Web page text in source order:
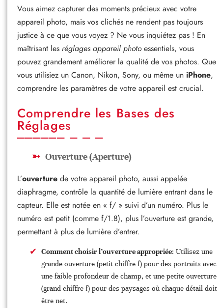
Vous aimez capturer des moments précieux avec votre
appareil photo, mais vos clichés ne rendent pas toujours
justice à ce que vous voyez ? Ne vous inquiétez pas ! En
maîtrisant les réglages appareil photoessentiels, vous
pouvez grandement améliorer la qualité de vos photos. Que
vous utilisiez un Canon, Nikon, Sony, ou même un iPhone,
comprendre les paramètres de votre appareil est crucial.
Comprendre les Bases des
Réglages
Ouverture (Aperture)
L’ouverture de votre appareil photo, aussi appelée
diaphragme, contrôle la quantité de lumière entrant dans le
capteur. Elle est notée en « f/ » suivi d’un numéro. Plus le
numéro est petit (comme f/1.8), plus l’ouverture est grande,
permettant à plus de lumière d’entrer.
Comment choisir l’ouverture appropriée: Utilisez une
grande ouverture (petit chiffre f) pour des portraits avec
une faible profondeur de champ, et une petite ouverture
(grand chiffre f) pour des paysages où chaque détail doit
être net.